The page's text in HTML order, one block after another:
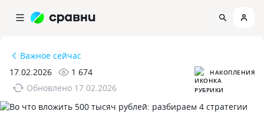
Важное сейчас
17.02.2026
1 674
Обновлено 17.02.2026
НАКОПЛЕНИЯ